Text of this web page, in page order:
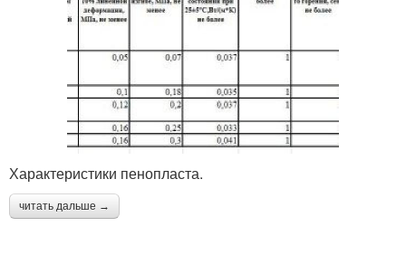
Характеристики пенопласта.
читать дальше →